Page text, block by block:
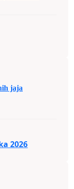
sredstava za
jaja
2026